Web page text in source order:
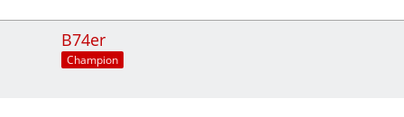
B74er
Champion